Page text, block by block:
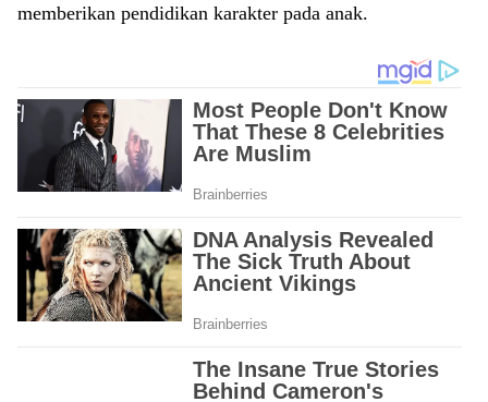
memberikan pendidikan karakter pada anak.